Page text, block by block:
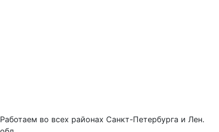
Работаем во всех районах Санкт-Петербурга и Лен.